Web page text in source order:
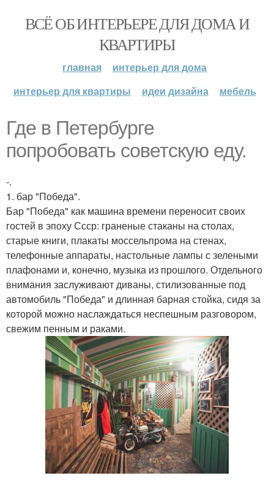
ВСЁ ОБ ИНТЕРЬЕРЕ ДЛЯ ДОМА И
КВАРТИРЫ
главная
интерьер для дома
интерьер для квартиры
идеи дизайна мебель
Где в Петербурге
попробовать советскую еду.
-.
1. бар "Победа".
Бар "Победа" как машина времени переносит своих
гостей в эпоху Ссср: граненые стаканы на столах,
старые книги, плакаты моссельпрома на стенах,
телефонные аппараты, настольные лампы с зелеными
плафонами и, конечно, музыка из прошлого. Отдельного
внимания заслуживают диваны, стилизованные под
автомобиль "Победа" и длинная барная стойка, сидя за
которой можно наслаждаться неспешным разговором,
свежим пенным и раками.